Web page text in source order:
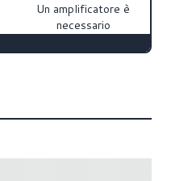
Un amplificatore è
necessario